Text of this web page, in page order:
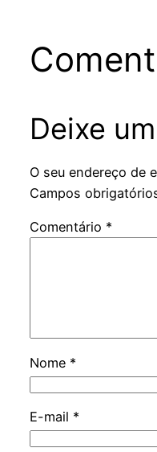
Deixe
O seu endereço de
Campos
Comentário *
Nome *
E-mail *